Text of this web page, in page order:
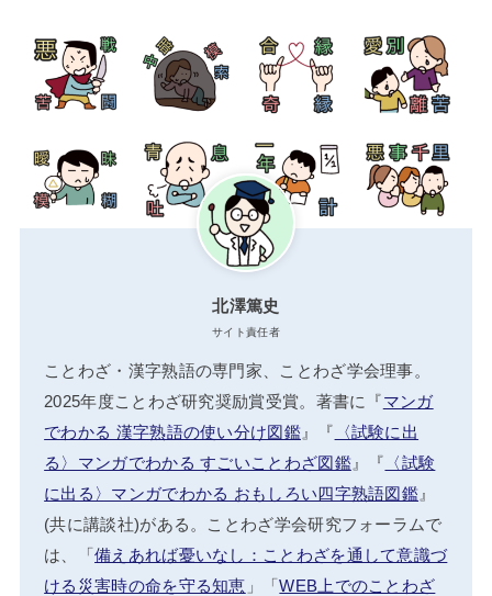
北澤篤史
サイト責任者
ことわざ・漢字熟語の専門家、ことわざ学会理事。
2025年度ことわざ研究奨励賞受賞。著書に『マンガ
でわかる 漢字熟語の使い分け図鑑』『 〈試験に出
る〉マンガでわかる すごいことわざ図鑑』『 〈試験
に出る〉マンガでわかる おもしろい四字熟語図鑑 』
(共に講談社)がある。ことわざ学会研究フォーラムで
は、「備えあれば憂いなし：ことわざを通して意識づ
ける災害時の命を守る知恵 」「WEB上でのことわざ